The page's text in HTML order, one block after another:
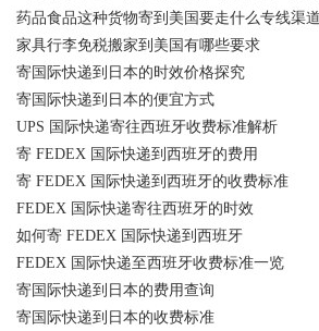
药品食品这种货物寄到美国要走什么专线渠
家具行李免税搬家到美国有哪些要求
寄国际快递到日本的时效价格探究
寄国际快递到日本的便宜方式
UPS 国际快递寄往西班牙收费标准解析
寄 FEDEX 国际快递到西班牙的费用
寄 FEDEX 国际快递到西班牙的收费标准
FEDEX 国际快递寄往西班牙的时效
如何寄 FEDEX 国际快递到西班牙
FEDEX 国际快递至西班牙收费标准一览
寄国际快递到日本的费用查询
寄国际快递到日本的收费标准